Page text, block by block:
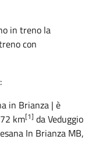
in treno la
con
:
in Brianza | è
km[1] da Veduggio
In Brianza MB,